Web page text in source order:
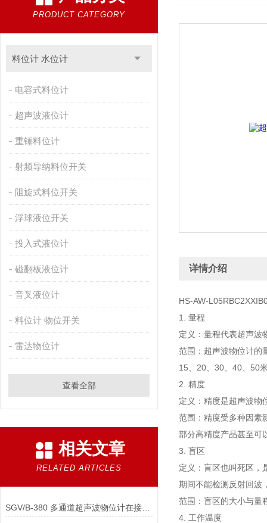
PRODUCT CATEGORY
料位计 水位计
电容式料位计
超声波液位计
重锤料位计
射频导纳料位开关
阻旋式料位开关
浮球液位开关
投入式液位计
磁翻板液位计
音叉液位计
料位计 物位开关
雷达物位计
查看全部
相关文章
RELATED ARTICLES
SGV/B-380 多通道超声波物位计在接线时如何进行地址分配与防冲突设置？
详情介绍
HS-AW-
1. 量程
定义：量程代表超声波
范围：超声波物位计的
15、20、30、40、50
2. 精度
定义：精度是超声波物
范围：精度受多种因素
部分高精度产品甚至可
3. 盲区
定义：盲区也叫死区，
期间不能检测反射回波
范围：盲区的大小与量
4. 工作温度